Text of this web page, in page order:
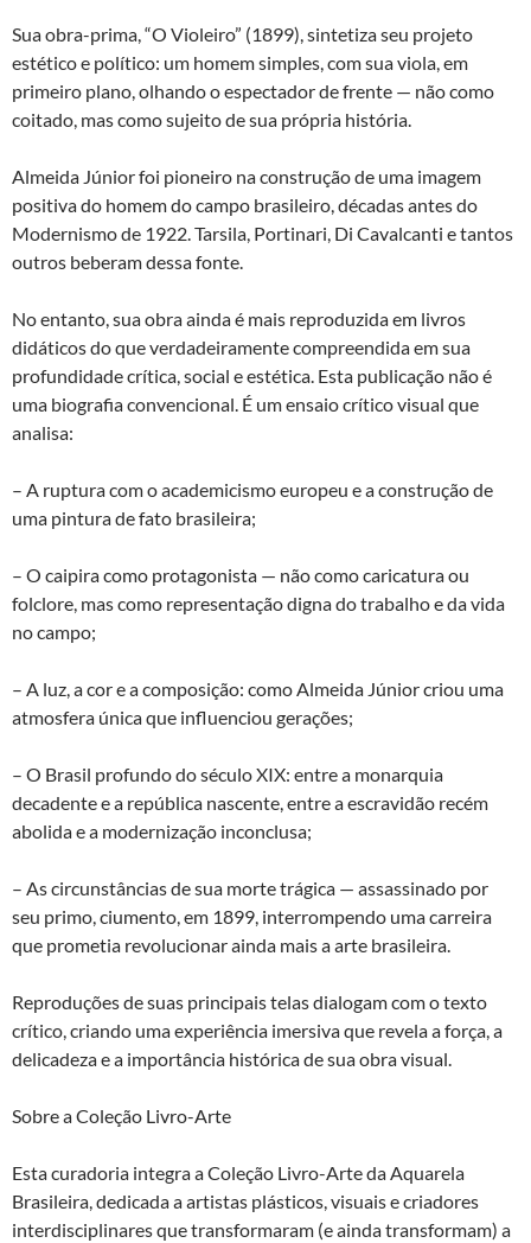
Sua obra-prima, “O Violeiro” (1899), sintetiza seu projeto
estético e político: um homem simples, com sua viola, em
primeiro plano, olhando o espectador de frente — não como
coitado, mas como sujeito de sua própria história.
Almeida Júnior foi pioneiro na construção de uma imagem
positiva do homem do campo brasileiro, décadas antes do
Modernismo de 1922. Tarsila, Portinari, Di Cavalcanti e tantos
outros beberam dessa fonte.
No entanto, sua obra ainda é mais reproduzida em livros
didáticos do que verdadeiramente compreendida em sua
profundidade crítica, social e estética. Esta publicação não é
uma biografia convencional. É um ensaio crítico visual que
analisa:
– A ruptura com o academicismo europeu e a construção de
uma pintura de fato brasileira;
– O caipira como protagonista — não como caricatura ou
folclore, mas como representação digna do trabalho e da vida
no campo;
– A luz, a cor e a composição: como Almeida Júnior criou uma
atmosfera única que influenciou gerações;
– O Brasil profundo do século XIX: entre a monarquia
decadente e a república nascente, entre a escravidão recém
abolida e a modernização inconclusa;
– As circunstâncias de sua morte trágica — assassinado por
seu primo, ciumento, em 1899, interrompendo uma carreira
que prometia revolucionar ainda mais a arte brasileira.
Reproduções de suas principais telas dialogam com o texto
crítico, criando uma experiência imersiva que revela a força, a
delicadeza e a importância histórica de sua obra visual.
Sobre a Coleção Livro-Arte
Esta curadoria integra a Coleção Livro-Arte da Aquarela
Brasileira, dedicada a artistas plásticos, visuais e criadores
interdisciplinares que transformaram (e ainda transformam) a